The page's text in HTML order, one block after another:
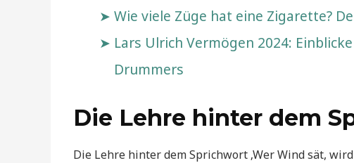
Wie viele Züge hat eine Zigarette?
Lars Ulrich Vermögen 2024:
Drummers
Die Lehre hinter dem
Die Lehre hinter dem Sprichwort ‚Wer Wind sät,